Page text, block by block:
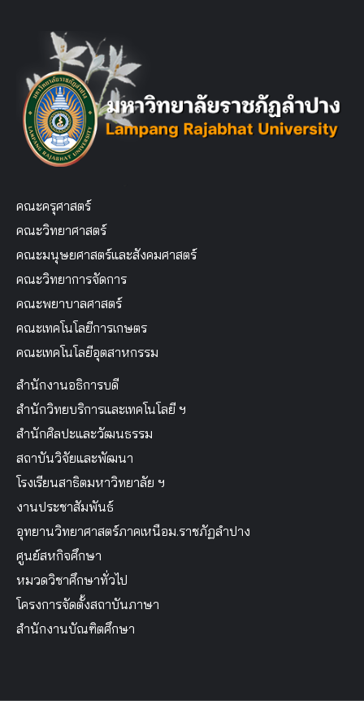
คณะครุศาสตร์
คณะวิทยาศาสตร์
คณะมนุษยศาสตร์และสังคมศาสตร์
คณะวิทยาการจัดการ
คณะพยาบาลศาสตร์
คณะเทคโนโลยีการเกษตร
คณะเทคโนโลยีอุตสาหกรรม
สำนักงานอธิการบดี
สำนักวิทยบริการและเทคโนโลยี ฯ
สำนักศิลปะและวัฒนธรรม
สถาบันวิจัยและพัฒนา
โรงเรียนสาธิตมหาวิทยาลัย ฯ
งานประชาสัมพันธ์
อุทยานวิทยาศาสตร์ภาคเหนือม.ราชภัฏลำปาง
ศูนย์สหกิจศึกษา
หมวดวิชาศึกษาทั่วไป
โครงการจัดตั้งสถาบันภาษา
สำนักงานบัณฑิตศึกษา